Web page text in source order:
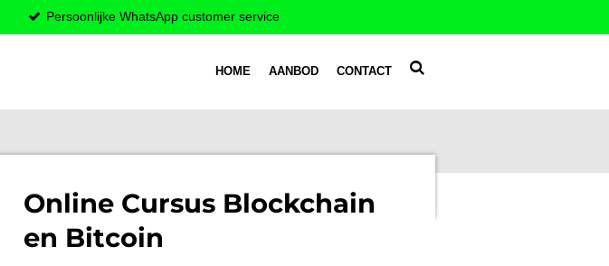
Persoonlijke WhatsApp customer service
HOME AANBOD CONTACT
Online Cursus Blockchain
en Bitcoin